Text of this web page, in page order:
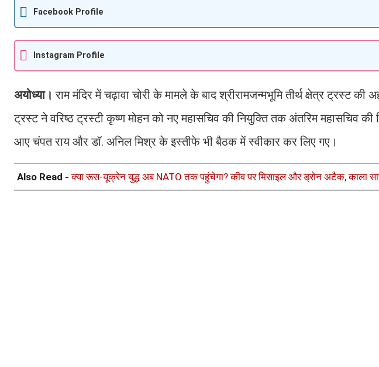
Facebook Profile
Instagram Profile
अयोध्या। राम मंदिर में चढ़ावा चोरी के मामले के बाद श्रीरामजन्मभूमि तीर्थ क्षेत्र ट्रस्ट
ट्रस्ट ने वरिष्ठ ट्रस्टी कृष्ण मोहन को नए महासचिव की नियुक्ति तक अंतरिम महासचिव की
आए चंपत राय और डॉ. अनिल मिश्र के इस्तीफे भी बैठक में स्वीकार कर लिए गए।
Also Read -क्या रूस-यूक्रेन युद्ध अब NATO तक पहुंचेगा? कीव पर मिसाइल और ड्रोन अटैक, काला